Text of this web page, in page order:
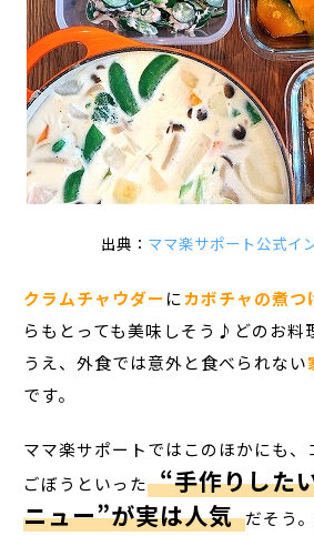
出典： ママ楽サポート公式イ
クラムチャウダー にカボチャの煮つ
らもとっても美味しそう♪どのお料
うえ、外食では意外と食べられない
です。
ママ楽サポートではこのほかにも、
ごぼうといった “手作りした
ニュー”が実は人気 だそう